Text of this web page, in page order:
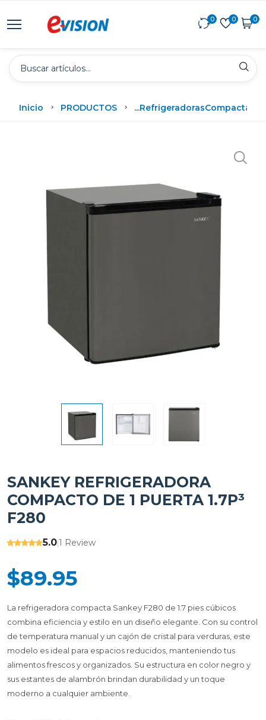
0 0 0
Inicio PRODUCTOS ...RefrigeradorasCompactas -
SANKEY REFRIGERADORA
COMPACTO DE 1 PUERTA 1.7P³
F280
5.0|1 Review
$89.95
La refrigeradora compacta Sankey F280 de 1.7 pies cúbicos
combina eficiencia y estilo en un diseño elegante. Con su control
de temperatura manual y un cajón de cristal para verduras, este
modelo es ideal para espacios reducidos, manteniendo tus
alimentos frescos y organizados. Su estructura en color negro y
sus estantes de alambrón brindan durabilidad y un toque
moderno a cualquier ambiente.